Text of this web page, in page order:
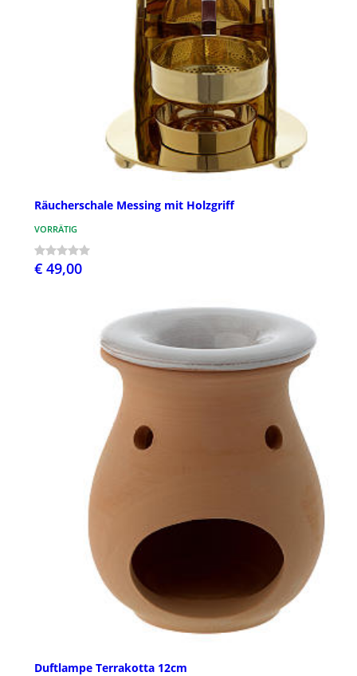
Räucherschale Messing mit Holzgriff
VORRÄTIG
€ 49,00
Duftlampe Terrakotta 12cm